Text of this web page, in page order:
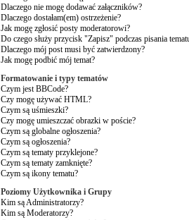
Dlaczego nie mogę dodawać załączników?
Dlaczego dostałam(em) ostrzeżenie?
Jak mogę zgłosić posty moderatorowi?
Do czego służy przycisk "Zapisz" podczas pisania
Dlaczego mój post musi być zatwierdzony?
Jak mogę podbić mój temat?
Formatowanie i typy tematów
Czym jest BBCode?
Czy mogę używać HTML?
Czym są uśmieszki?
Czy mogę umieszczać obrazki w poście?
Czym są globalne ogłoszenia?
Czym są ogłoszenia?
Czym są tematy przyklejone?
Czym są tematy zamknięte?
Czym są ikony tematu?
Poziomy Użytkownika i Grupy
Kim są Administratorzy?
Kim są Moderatorzy?